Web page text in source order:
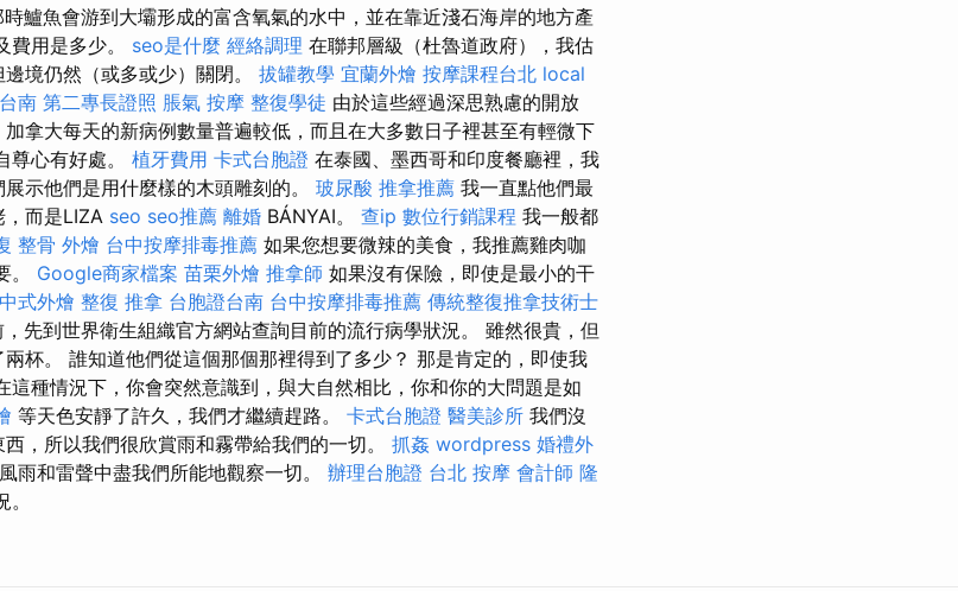
鱸魚會游到大壩形成的富含氧氣的水中，並在靠近淺石海岸的地方產
費用是多少。 seo是什麼 經絡調理 在聯邦層級（杜魯道政府），我估
境仍然（或多或少）關閉。 拔罐教學 宜蘭外燴 按摩課程台北 local
南 第二專長證照 脹氣 按摩 整復學徒 由於這些經過深思熟慮的開放
加拿大每天的新病例數量普遍較低，而且在大多數日子裡甚至有輕微下
尊心有好處。 植牙費用 卡式台胞證 在泰國、墨西哥和印度餐廳裡，我
示他們是用什麼樣的木頭雕刻的。 玻尿酸 推拿推薦 我一直點他們最
而是LIZA seo seo推薦 離婚 BÁNYAI。 查ip 數位行銷課程 我一般都
整骨 外燴 台中按摩排毒推薦 如果您想要微辣的美食，我推薦雞肉咖
。 Google商家檔案 苗栗外燴 推拿師 如果沒有保險，即使是最小的干
中式外燴 整復 推拿 台胞證台南 台中按摩排毒推薦 傳統整復推拿技術士
先到世界衛生組織官方網站查詢目前的流行病學狀況。 雖然很貴，但
杯。 誰知道他們從這個那個那裡得到了多少？ 那是肯定的，即使我
這種情況下，你會突然意識到，與大自然相比，你和你的大問題是如
等天色安靜了許久，我們才繼續趕路。 卡式台胞證 醫美診所 我們沒
，所以我們很欣賞雨和霧帶給我們的一切。 抓姦 wordpress 婚禮外
雨和雷聲中盡我們所能地觀察一切。 辦理台胞證 台北 按摩 會計師 隆